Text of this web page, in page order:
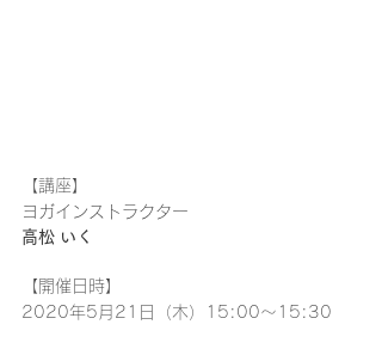
【講座】
ヨガインストラクター
高松 いく
【開催日時】
2020年5月21日（木）15:00〜15:30